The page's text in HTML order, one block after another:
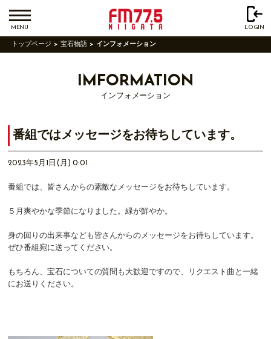
MENU LOGIN
トップページ 宝石物語 インフォメーション
IMFORMATION
インフォメーション
番組ではメッセージをお待ちしています。
2023年5月1日(月) 0:01
番組では、皆さんからの素敵なメッセージをお待ちしています。
５月爽やかな季節になりました。緑が鮮やか。
身の回りの出来事なども皆さんからのメッセージをお待ちしています。
ぜひ番組宛に送ってください。
もちろん、宝石についての質問も大歓迎ですので、リクエスト曲と一緒
にお送りください。